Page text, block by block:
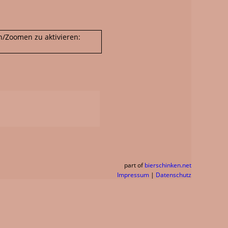
Zoomen zu aktivieren:
part of bierschinken.net
Impressum | Datenschutz